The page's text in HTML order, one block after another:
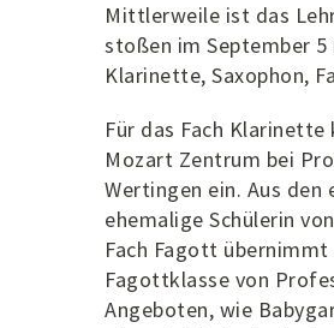
Mittlerweile ist das
stoßen im September 5
Klarinette, Saxophon,
Für das Fach
Mozart Zentrum bei
Wertingen ein. Aus
ehemalige Schülerin
Fach Fagott
Fagottklasse von
Angeboten, wie